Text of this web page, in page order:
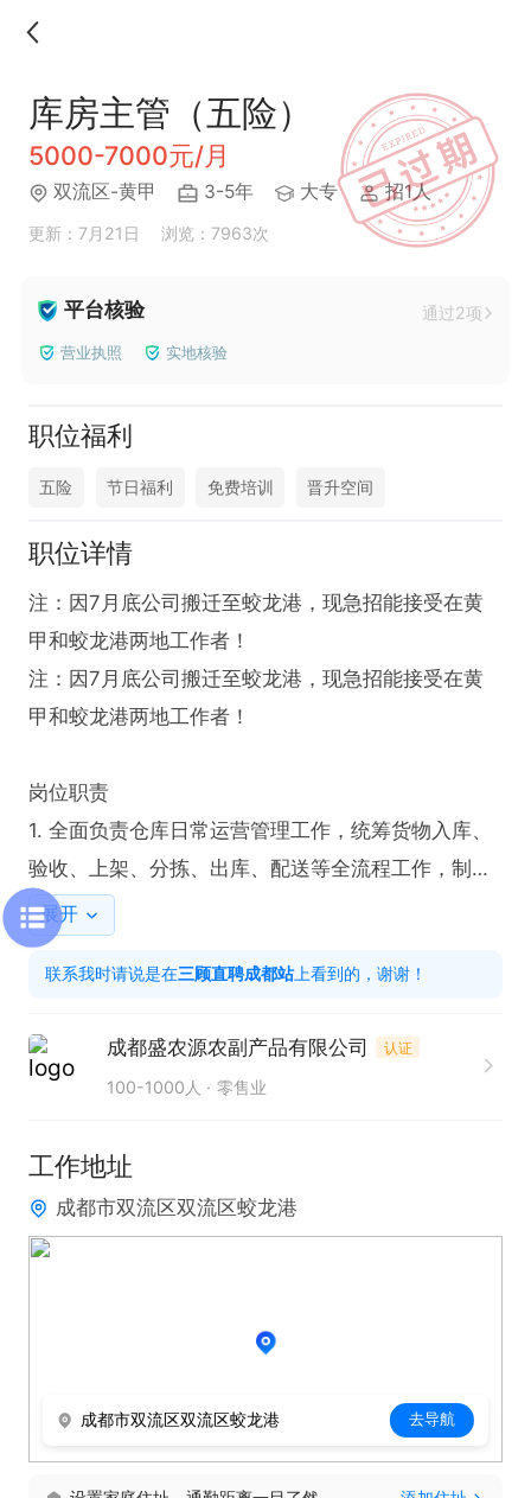
库房主管（五险）
5000-7000元/月
双流区-黄甲 3-5年 大专 招1人
更新：7月21日 浏览：7963次
平台核验 通过2项
营业执照 实地核验
职位福利
五险 节日福利 免费培训 晋升空间
职位详情
注：因7月底公司搬迁至蛟龙港，现急招能接受在黄
甲和蛟龙港两地工作者！
注：因7月底公司搬迁至蛟龙港，现急招能接受在黄
甲和蛟龙港两地工作者！
岗位职责
1. 全面负责仓库日常运营管理工作，统筹货物入库、
验收、上架、分拣、出库、配送等全流程工作，制定
标准化作业流程，保障仓储作业高效有序开展。
2. 负责仓库库存管控，严格执行先进先出管理原则，
定期组织月度、季度盘点工作，及时核对账物数据，
货物损耗。
3. 合理规划仓库库区、货位布局，优化仓储空间利用
作业环境，落实仓库5S管理要求。
4. 负责仓库团队管理，合理安排员工排班、日常工作
分配，开展岗位技能培训与工作考核，提升团队整体
物堆放等安全隐患，规范员工安全作业流程，杜绝安
6. 熟练操作仓储管理系统、ERP、源本生鲜等办公软
展开
联系我时请说是在三顾直聘成都站上看到的，谢谢！
成都盛农源农副产品有限公司 认证
100-1000人 零售业
工作地址
成都市双流区双流区蛟龙港
成都市双流区双流区蛟龙港 去导航